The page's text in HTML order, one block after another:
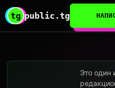
tg public.tg
Это один